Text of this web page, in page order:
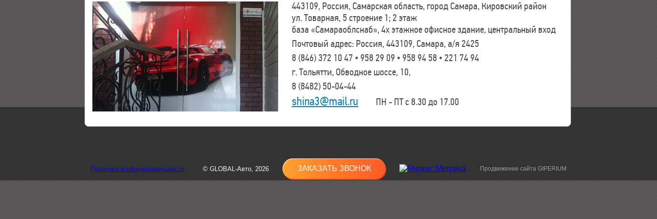
443109, Россия, Самарская область, город Самара, Кировский район
ул. Товарная, 5 строение 1; 2 этаж
база «Самараоблснаб», 4х этажное офисное здание, центральный вход
Почтовый адрес: Россия, 443109, Самара, а/я 2425
8 (846) 372 10 47 • 958 29 09 • 958 94 58 • 221 74 94
г. Тольятти, Обводное шоссе, 10,
8 (8482) 50-04-44
shina3@mail.ru ПН - ПТ с 8.30 до 17.00
Политика конфиденциальности © GLOBAL-Авто, 2026 ЗАКАЗАТЬ ЗВОНОК Продвижение сайта GIPERIUM